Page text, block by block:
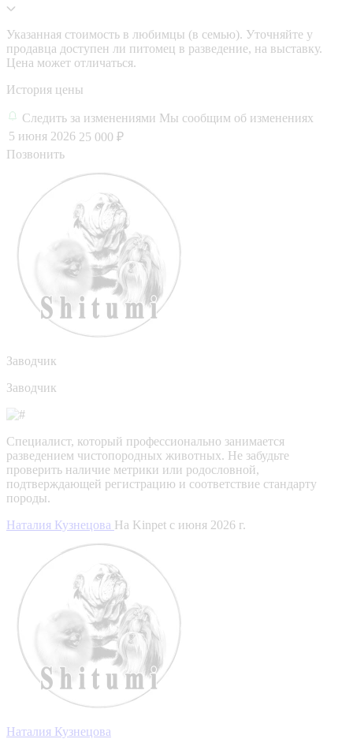
Указанная стоимость в любимцы (в семью). Уточняйте у
продавца доступен ли питомец в разведение, на выставку.
Цена может отличаться.
История цены
Следить за изменениями Мы сообщим об изменениях
5 июня 2026 25 000 ₽
Позвонить
Заводчик
Заводчик
Специалист, который профессионально занимается
разведением чистопородных животных. Не забудьте
проверить наличие метрики или родословной,
подтверждающей регистрацию и соответствие стандарту
породы.
Наталия Кузнецова На Kinpet c июня 2026 г.
Наталия Кузнецова